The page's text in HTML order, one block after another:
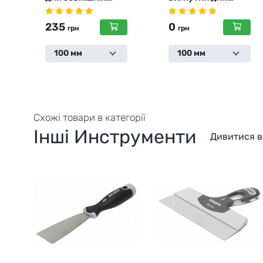
зовнішніх робіт
0 грн
100 мм
, 100мм
0 грн
Схожі товари в категорії
Інші Инструменти Дивитися